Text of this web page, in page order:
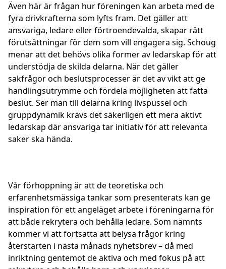
Även här är frågan hur föreningen kan arbeta med de
fyra drivkrafterna som lyfts fram. Det gäller att
ansvariga, ledare eller förtroendevalda, skapar rätt
förutsättningar för dem som vill engagera sig. Schoug
menar att det behövs olika former av ledarskap för att
understödja de skilda delarna. När det gäller
sakfrågor och beslutsprocesser är det av vikt att ge
handlingsutrymme och fördela möjligheten att fatta
beslut. Ser man till delarna kring livspussel och
gruppdynamik krävs det säkerligen ett mera aktivt
ledarskap där ansvariga tar initiativ för att relevanta
saker ska hända.
Vår förhoppning är att de teoretiska och
erfarenhetsmässiga tankar som presenterats kan ge
inspiration för ett angeläget arbete i föreningarna för
att både rekrytera och behålla ledare. Som nämnts
kommer vi att fortsätta att belysa frågor kring
återstarten i nästa månads nyhetsbrev – då med
inriktning gentemot de aktiva och med fokus på att